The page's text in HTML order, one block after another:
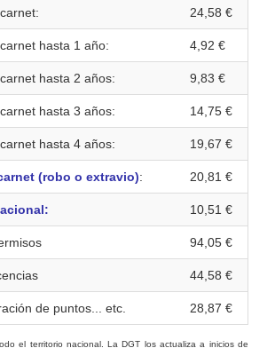
24,58 €
hasta 1 año: 4,92 €
hasta 2 años: 9,83 €
hasta 3 años: 14,75 €
hasta 4 años: 19,67 €
(robo o extravio): 20,81 €
10,51 €
94,05 €
44,58 €
de puntos... etc. 28,87 €
el territorio nacional. La DGT los actualiza a inicios de